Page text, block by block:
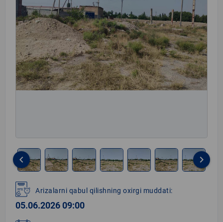
1
of
8
keyboard_arrow_left keyboard_arrow_right
Arizalarni qabul qilishning oxirgi muddati:
05.06.2026 09:00